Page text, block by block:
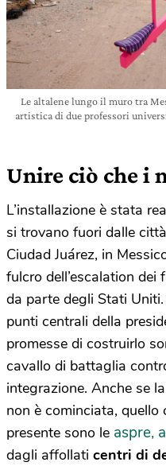
Le altalene lungo il muro tra
artistica di due professori
Unire ciò che i
L’installazione è stata
si trovano fuori dalle
Ciudad Juárez, in
fulcro dell’escalation
da parte degli Stati
punti centrali della
promesse di costruirlo
cavallo di battaglia
integrazione. Anche se
non è cominciata, quello
presente sono le aspre,
dagli affollati centri di